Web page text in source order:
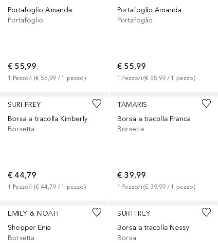
Portafoglio Amanda
Portafoglio
€ 55,99
1 Pezzo/i (€ 55,99 / 1 pezzo)
Portafoglio Amanda
Portafoglio
€ 55,99
1 Pezzo/i (€ 55,99 / 1 pezzo)
SURI FREY
Borsa a tracolla Kimberly
Borsetta
€ 44,79
1 Pezzo/i (€ 44,79 / 1 pezzo)
TAMARIS
Borsa a tracolla Franca
Borsetta
€ 39,99
1 Pezzo/i (€ 39,99 / 1 pezzo)
EMILY & NOAH
Shopper Enie
Borsetta
SURI FREY
Borsa a tracolla Nessy
Borsa